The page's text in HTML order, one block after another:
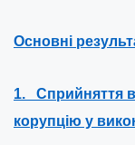
Основні
1. Сприйняття
корупцію у